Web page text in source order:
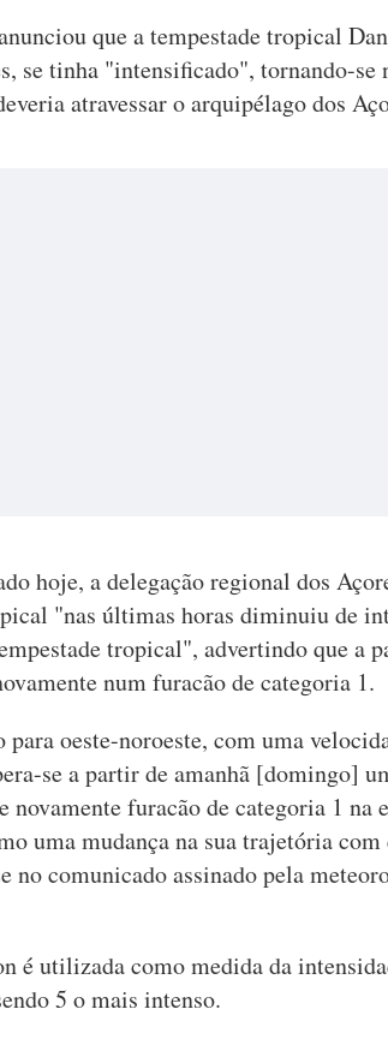
que a tempestade tropical
se tinha "intensificado", tornando-se
atravessar o arquipélago dos
hoje, a delegação regional dos
"nas últimas horas diminuiu de
tropical", advertindo que a
num furacão de categoria 1.
oeste-noroeste, com uma
se a partir de amanhã [domingo]
furacão de categoria 1 na
uma mudança na sua trajetória
no comunicado assinado pela
é utilizada como medida da
5 o mais intenso.